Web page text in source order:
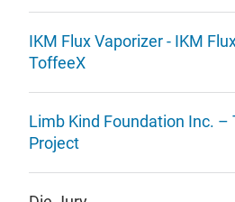
IKM Flux Vaporizer - IKM
ToffeeX
Limb Kind Foundation Inc. –
Project